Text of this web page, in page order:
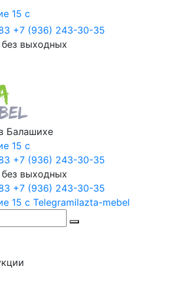
15 с
+7 (936) 243-30-35
выходных
Балашихе
15 с
+7 (936) 243-30-35
выходных
+7 (936) 243-30-35
15 с Telegramilazta-mebel